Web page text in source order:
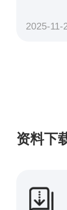
2025-11-
资料下